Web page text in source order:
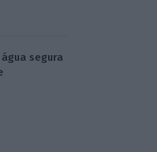
segura